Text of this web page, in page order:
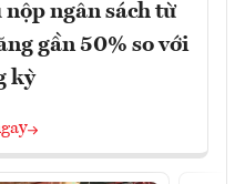
ngân sách từ
gần 50% so với
kỳ